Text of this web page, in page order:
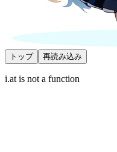
トップ 再読み込み
i.at is not a function